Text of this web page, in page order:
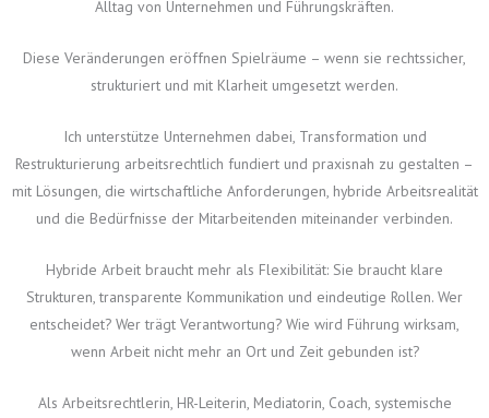
Alltag von Unternehmen und Führungskräften.
Diese Veränderungen eröffnen Spielräume – wenn sie rechtssicher,
strukturiert und mit Klarheit umgesetzt werden.
Ich unterstütze Unternehmen dabei, Transformation und
Restrukturierung arbeitsrechtlich fundiert und praxisnah zu gestalten –
mit Lösungen, die wirtschaftliche Anforderungen, hybride Arbeitsrealität
und die Bedürfnisse der Mitarbeitenden miteinander verbinden.
Hybride Arbeit braucht mehr als Flexibilität: Sie braucht klare
Strukturen, transparente Kommunikation und eindeutige Rollen. Wer
entscheidet? Wer trägt Verantwortung? Wie wird Führung wirksam,
wenn Arbeit nicht mehr an Ort und Zeit gebunden ist?
Als Arbeitsrechtlerin, HR-Leiterin, Mediatorin, Coach, systemische